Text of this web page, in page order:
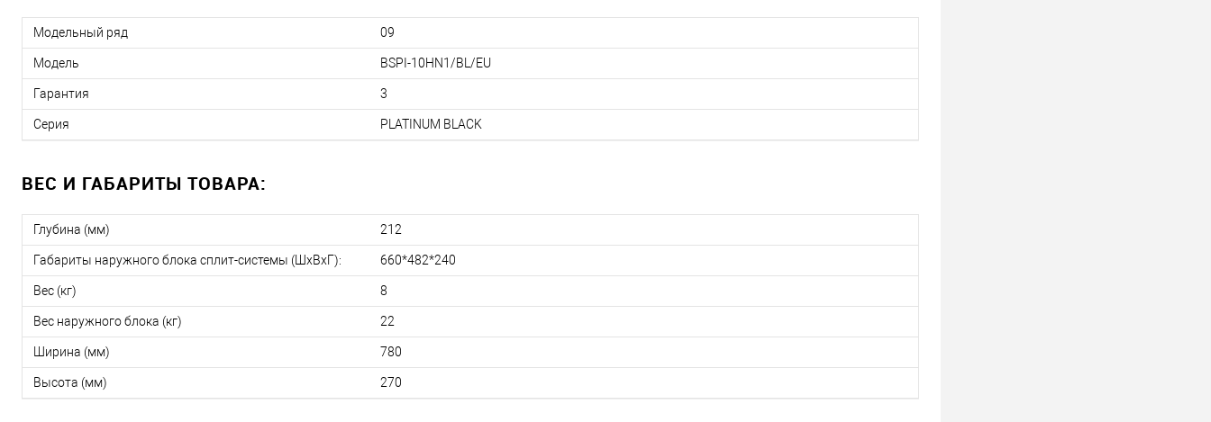
Модельный ряд 09
Модель BSPI-10HN1/BL/EU
Гарантия 3
Серия PLATINUM BLACK
ВЕС И ГАБАРИТЫ ТОВАРА:
Глубина (мм) 212
Габариты наружного блока сплит-системы (ШxВxГ): 660*482*240
Вес (кг) 8
Вес наружного блока (кг) 22
Ширина (мм) 780
Высота (мм) 270